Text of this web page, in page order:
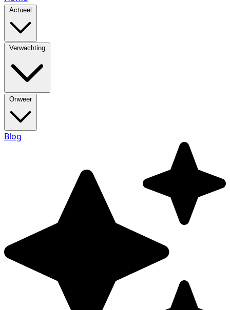
Actueel
Verwachting
Onweer
Blog